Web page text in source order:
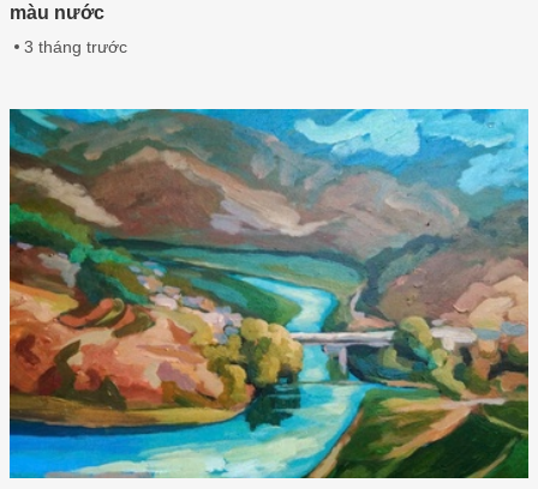
màu nước
3 tháng trước